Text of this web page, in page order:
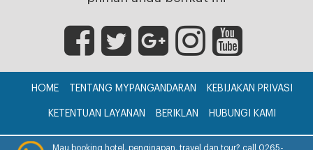
HOME TENTANG MYPANGANDARAN KEBIJAKAN PRIVASI
KETENTUAN LAYANAN BERIKLAN HUBUNGI KAMI
CV. myPangandaran © 2017
Mau booking hotel, penginapan, travel dan tour? call 0265-